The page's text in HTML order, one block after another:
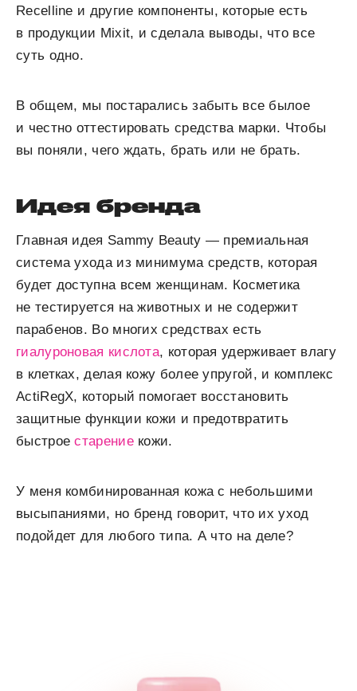
Recelline и другие компоненты, которые есть
в продукции Mixit, и сделала выводы, что все
суть одно.
В общем, мы постарались забыть все былое
и честно оттестировать средства марки. Чтобы
вы поняли, чего ждать, брать или не брать.
Идея бренда
Главная идея Sammy Beauty — премиальная
система ухода из минимума средств, которая
будет доступна всем женщинам. Косметика
не тестируется на животных и не содержит
парабенов. Во многих средствах есть
гиалуроновая кислота, которая удерживает влагу
в клетках, делая кожу более упругой, и комплекс
ActiRegX, который помогает восстановить
защитные функции кожи и предотвратить
быстроестарениекожи.
У меня комбинированная кожа с небольшими
высыпаниями, но бренд говорит, что их уход
подойдет для любого типа. А что на деле?